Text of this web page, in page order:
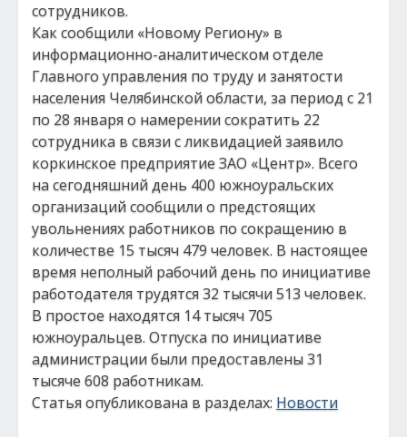
сотрудников.
Как сообщили «Новому Региону» в
информационно-аналитическом отделе
Главного управления по труду и занятости
населения Челябинской области, за период с 21
по 28 января о намерении сократить 22
сотрудника в связи с ликвидацией заявило
коркинское предприятие ЗАО «Центр». Всего
на сегодняшний день 400 южноуральских
организаций сообщили о предстоящих
увольнениях работников по сокращению в
количестве 15 тысяч 479 человек. В настоящее
время неполный рабочий день по инициативе
работодателя трудятся 32 тысячи 513 человек.
В простое находятся 14 тысяч 705
южноуральцев. Отпуска по инициативе
администрации были предоставлены 31
тысяче 608 работникам.
Статья опубликована в разделах: Новости